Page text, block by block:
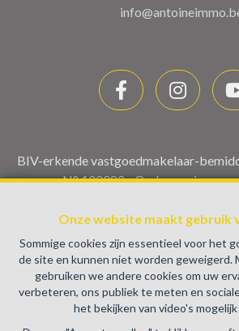
Onze website maakt gebruik
Sommige cookies zijn essentieel voor het
de site en kunnen niet worden geweigerd.
gebruiken we andere cookies om uw
verbeteren, ons publiek te meten en
het bekijken van video's
BIV-erkende vastgoedmakelaar-
N° 100082 -
Beroepinstituut van
16B - 1000 Brussel (+32 2 505 38
www.biv.be-
BA en borgstelling via NV AXA
Brussel (polisnr. 730.390.160)
activiteiten die in België